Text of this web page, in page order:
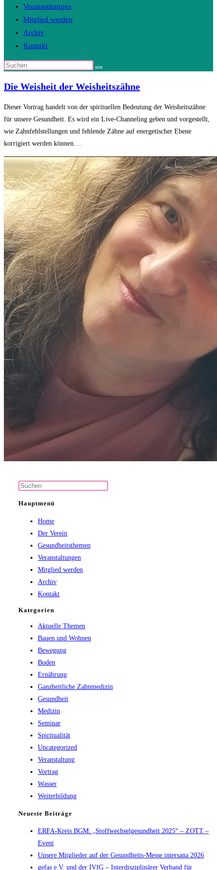
Veranstaltungen
Mitglied werden
Archiv
Kontakt
Diese
durchsuchen
Die Weisheit der Weisheitszähne
Dieser Vortrag handelt von der spirituellen Bedeutung der Weisheitszähne
für unsere Gesundheit. Es wird ein Live-Channeling geben und vorgestellt,
wie Zahnfehlstellungen und fehlende Zähne auf energetischer Ebene
korrigiert werden können.…
Hauptmenü
Home
Der Verein
Gesundheitsthemen
Veranstaltungen
Mitglied werden
Archiv
Kontakt
Kategorien
Aktuelle Themen
Bauen und Wohnen
Bewegung
Boden
Ernährung
Ganzheitliche Zahnmedizin
Gesundheit
Medizin
Seminar
Spiritualität
Uncategorized
Veranstaltung
Vortrag
Wasser
Weiterbildung
Neueste Beiträge
ERFA-Kreis BGM: „Stoffwechselgesundheit 2025“ – ZOTT –
Event
Unsere Mitglieder auf der Gesundheits-Messe intersana 2026
gefas e.V. und der IVfG – Interdisziplinärer Verband für